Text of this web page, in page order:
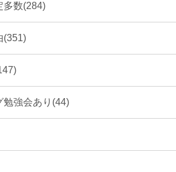
多数(284)
(351)
勉強会あり(44)